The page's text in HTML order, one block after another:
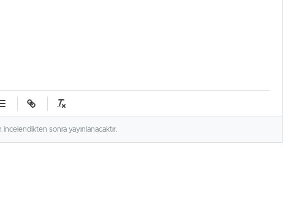
incelendikten sonra yayınlanacaktır.